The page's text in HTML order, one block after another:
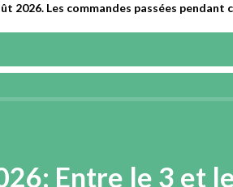
Entre le 3 et
FILM POLYAMIDE THERMOCOLLANT
2026. Les commandes passées